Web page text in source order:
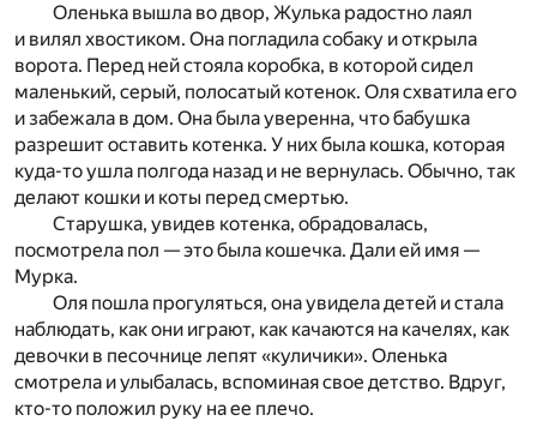
Оленька вышла во двор, Жулька радостно лаял
и вилял хвостиком. Она погладила собаку и открыла
ворота. Перед ней стояла коробка, в которой сидел
маленький, серый, полосатый котенок. Оля схватила его
и забежала в дом. Она была уверенна, что бабушка
разрешит оставить котенка. У них была кошка, которая
куда-то ушла полгода назад и не вернулась. Обычно, так
делают кошки и коты перед смертью.
Старушка, увидев котенка, обрадовалась,
посмотрела пол — это была кошечка. Дали ей имя —
Мурка.
Оля пошла прогуляться, она увидела детей и стала
наблюдать, как они играют, как качаются на качелях, как
девочки в песочнице лепят «куличики». Оленька
смотрела и улыбалась, вспоминая свое детство. Вдруг,
кто-то положил руку на ее плечо.